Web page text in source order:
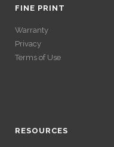
GAINS
FINE PRINT
Warranty
Privacy
Terms of Use
GAINS
GAINS
RESOURCES